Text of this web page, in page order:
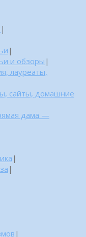
|
|
и обзоры |
лауреаты,
сайты, домашние
дама —
|
|
|